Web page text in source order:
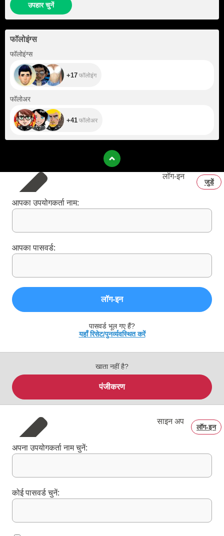
उपहार चुनें
फॉलोइंग्स
फॉलोइंग्स
+17 फॉलोइंग
फॉलोअर
+41 फॉलोअर
लॉग‑इन
जुडें
आपका उपयोगकर्ता नाम:
आपका पासवर्ड:
लॉग‑इन
पासवर्ड भूल गए हैं?
यहाँ रिसेट/पुनर्व्यवस्थित करें
खाता नहीं है?
पंजीकरण
साइन अप
लॉग‑इन
अपना उपयोगकर्ता नाम चुनें:
कोई पासवर्ड चुनें: